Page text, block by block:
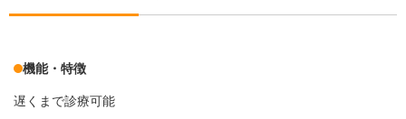
機能・特徴
遅くまで診療可能